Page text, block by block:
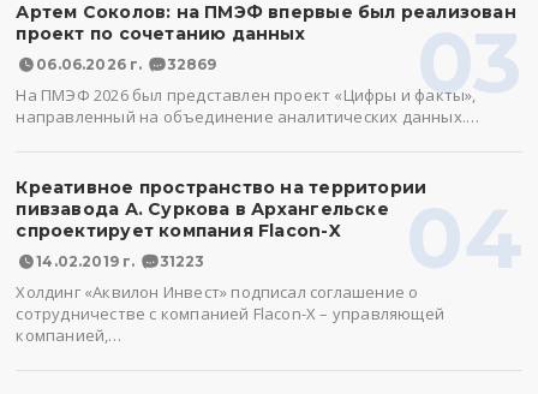
03
Артем Соколов: на ПМЭФ впервые был реализован
проект по сочетанию данных
06.06.2026 г. 32869
На ПМЭФ 2026 был представлен проект «Цифры и факты»,
направленный на объединение аналитических данных.…
04
Креативное пространство на территории
пивзавода А. Суркова в Архангельске
спроектирует компания Flacon-X
14.02.2019 г. 31223
Холдинг «Аквилон Инвест» подписал соглашение о
сотрудничестве с компанией Flacon-X – управляющей
компанией,…